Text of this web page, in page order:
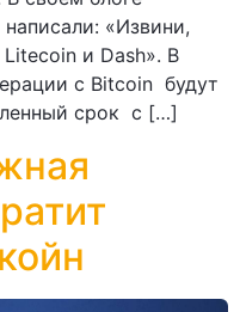
«Извини,
и Dash». В
с Bitcoin будут
срок с […]